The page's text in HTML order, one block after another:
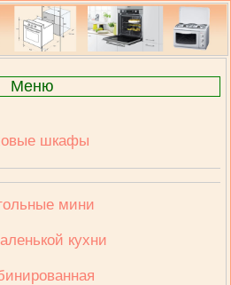
Меню
шкафы
мини
кухни